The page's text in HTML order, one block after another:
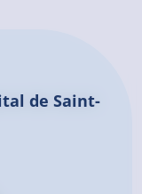
de Saint-